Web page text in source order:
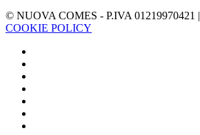
© NUOVA COMES - P.IVA 01219970421 |
COOKIE POLICY